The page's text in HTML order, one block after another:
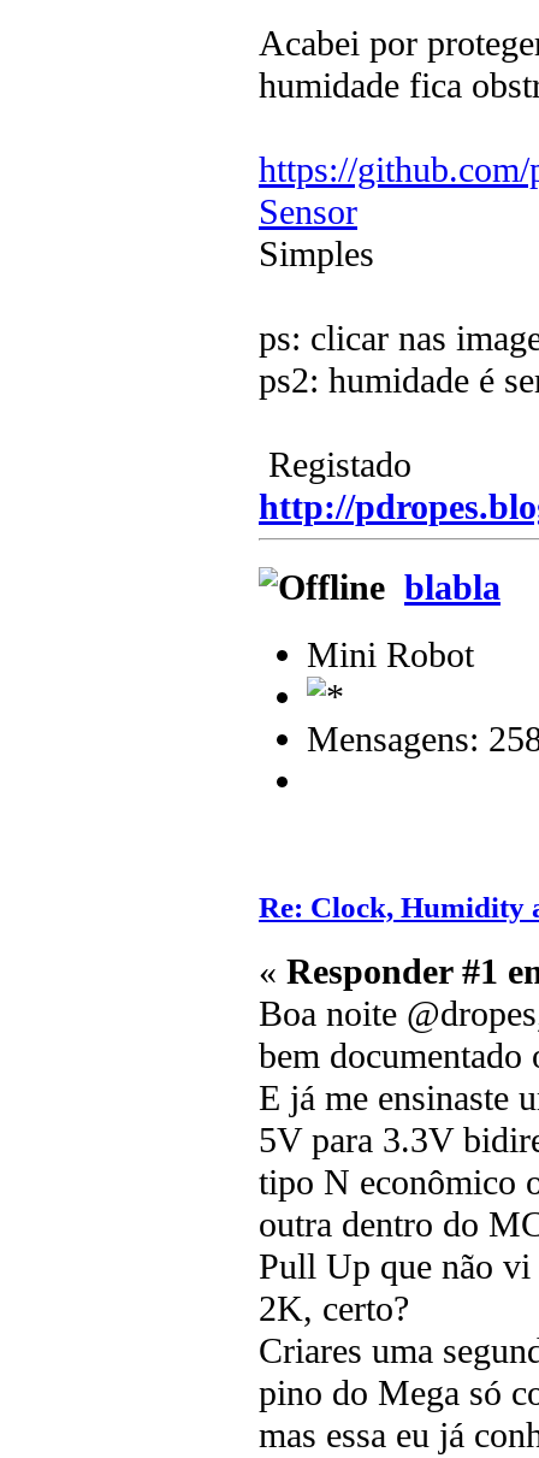
Acabei por
humidade fica
https://
Sensor
Simples
ps: clicar nas
ps2: humidade é
Registado
http://
blabla
Mini Robot
Mensagens:
Re: Clock, Humidity
« Responder #1
Boa noite
bem documentado
E já me ensinaste
5V para 3.3V
tipo N econômico
outra dentro do
Pull Up que não vi
2K, certo?
Criares uma
pino do Mega só
mas essa eu já